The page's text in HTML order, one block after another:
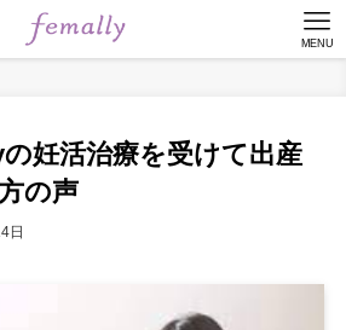
MENU
妊活治療を受けて出産
の声
日